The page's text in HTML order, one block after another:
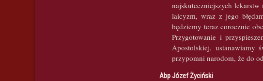
najskuteczniejszych lekarstw
laicyzm, wraz z jego
będziemy teraz corocznie
Przygotowanie i
Apostolskiej, ustanawiamy
przypomni narodom, że do
Abp Józef Życiński